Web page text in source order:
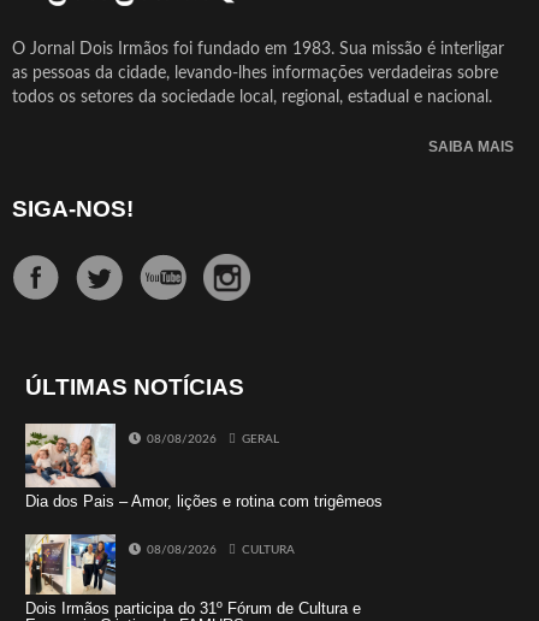
O Jornal Dois Irmãos foi fundado em 1983. Sua missão é interligar
as pessoas da cidade, levando-lhes informações verdadeiras sobre
todos os setores da sociedade local, regional, estadual e nacional.
SAIBA MAIS
SIGA-NOS!
ÚLTIMAS NOTÍCIAS
08/08/2026 GERAL
Dia dos Pais – Amor, lições e rotina com trigêmeos
08/08/2026 CULTURA
Dois Irmãos participa do 31º Fórum de Cultura e